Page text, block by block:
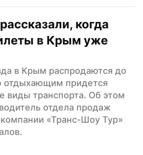
когда
в Крым уже
в Крым распродаются до
отдыхающим придется
виды транспорта. Об этом
отдела продаж
«Транс-Шоу Тур»